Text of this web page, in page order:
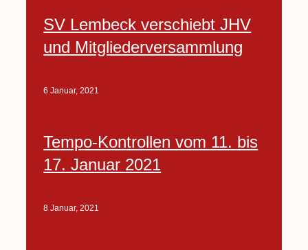
SV Lembeck verschiebt JHV
und Mitgliederversammlung
6 Januar, 2021
Tempo-Kontrollen vom 11. bis
17. Januar 2021
8 Januar, 2021